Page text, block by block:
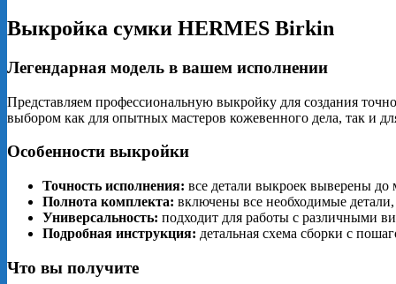
Выкройка сумки HERMES Birkin
Легендарная модель в вашем исполнении
Представляем профессиональную выкройку для создания
выбором как для опытных мастеров кожевенного дела, так и
Особенности выкройки
Точность исполнения: все детали выкроек выверены до
Полнота комплекта: включены все необходимые
Универсальность: подходит для работы с различными
Подробная инструкция: детальная схема сборки с
Что вы получите